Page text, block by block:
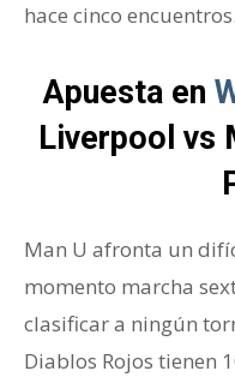
hace cinco encuentros.
Apuesta en
Liverpool vs
Man U afronta un
momento marcha
clasificar a ningún
Diablos Rojos tienen